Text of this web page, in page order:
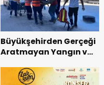
Büyükşehirden Gerçeği
Aratmayan Yangın ve